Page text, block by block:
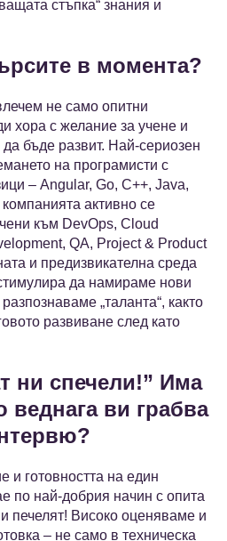
стъпка“ знания и
в момента?
не само опитни
хора с желание за учене и
бъде развит. Най-сериозен
на програмисти с
– Angular, Go, C++, Java,
активно се
към DevOps, Cloud
QA, Project & Product
и предизвикателна среда
да намираме нови
„таланта“, както
развиване след като
ни спечели!” Има
веднага ви грабва
и готовността на един
по най-добрия начин с опита
печелят! Високо оценяваме и
– не само в техническа